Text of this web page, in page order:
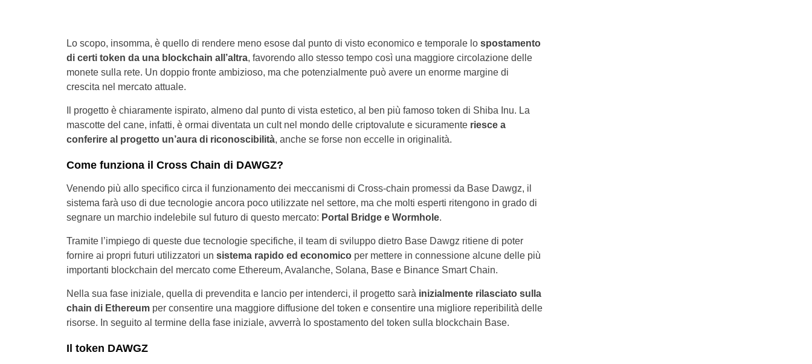
Lo scopo, insomma, è quello di rendere meno esose dal punto di visto economico e temporale lo spostamento
di certi token da una blockchain all’altra, favorendo allo stesso tempo così una maggiore circolazione delle
monete sulla rete. Un doppio fronte ambizioso, ma che potenzialmente può avere un enorme margine di
crescita nel mercato attuale.
Il progetto è chiaramente ispirato, almeno dal punto di vista estetico, al ben più famoso token di Shiba Inu. La
mascotte del cane, infatti, è ormai diventata un cult nel mondo delle criptovalute e sicuramenteriesce a
conferire al progetto un’aura di riconoscibilità, anche se forse non eccelle in originalità.
Come funziona il Cross Chain di DAWGZ?
Venendo più allo specifico circa il funzionamento dei meccanismi di Cross-chain promessi da Base Dawgz, il
sistema farà uso di due tecnologie ancora poco utilizzate nel settore, ma che molti esperti ritengono in grado di
segnare un marchio indelebile sul futuro di questo mercato: Portal Bridge e Wormhole.
Tramite l’impiego di queste due tecnologie specifiche, il team di sviluppo dietro Base Dawgz ritiene di poter
fornire ai propri futuri utilizzatori un sistema rapido ed economicoper mettere in connessione alcune delle più
importanti blockchain del mercato come Ethereum, Avalanche, Solana, Base e Binance Smart Chain.
Nella sua fase iniziale, quella di prevendita e lancio per intenderci, il progetto sarà inizialmente rilasciato sulla
chain di Ethereumper consentire una maggiore diffusione del token e consentire una migliore reperibilità delle
risorse. In seguito al termine della fase iniziale, avverrà lo spostamento del token sulla blockchain Base.
Il token DAWGZ